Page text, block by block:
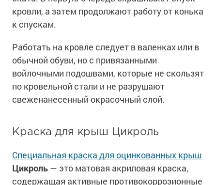
кровли, а затем продолжают работу от конька
к спускам.
Работать на кровле следует в валенках или в
обычной обуви, но с привязанными
войлочными подошвами, которые не скользят
по кровельной стали и не разрушают
свеженанесенный окрасочный слой.
Краска для крыш Цикроль
Специальная краска для оцинкованных крыш
Цикроль — это матовая акриловая краска,
содержащая активные противокоррозионные